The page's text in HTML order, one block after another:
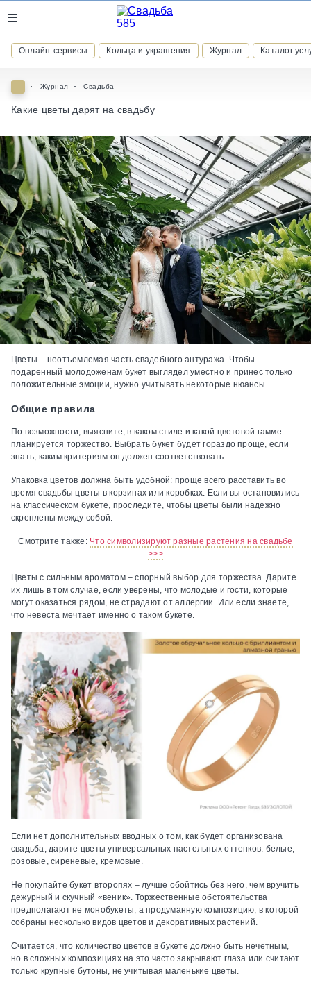
Онлайн-сервисы Кольца и украшения Журнал Каталог
ВСТУПАЙТЕ В КЛУБ ПРИВИЛЕГИЙ
присоединяйтесь к закрытому сообществу и получайте
скидки и бонусы за участие
РЕГИСТРАЦИЯ
Журнал Свадьба
Какие цветы дарят на свадьбу
Цветы – неотъемлемая часть свадебного антуража. Чтобы
подаренный молодоженам букет выглядел уместно и принес только
положительные эмоции, нужно учитывать некоторые нюансы.
Общие правила
По возможности, выясните, в каком стиле и какой цветовой гамме
планируется торжество. Выбрать букет будет гораздо проще, если
знать, каким критериям он должен соответствовать.
Упаковка цветов должна быть удобной: проще всего расставить во
время свадьбы цветы в корзинах или коробках. Если вы остановились
на классическом букете, проследите, чтобы цветы были надежно
скреплены между собой.
Смотрите также: Что символизируют разные растения на свадьбе
>>>
Цветы с сильным ароматом – спорный выбор для торжества. Дарите
их лишь в том случае, если уверены, что молодые и гости, которые
могут оказаться рядом, не страдают от аллергии. Или если знаете,
что невеста мечтает именно о таком букете.
Если нет дополнительных вводных о том, как будет организована
свадьба, дарите цветы универсальных пастельных оттенков: белые,
розовые, сиреневые, кремовые.
Не покупайте букет второпях – лучше обойтись без него, чем вручить
дежурный и скучный «веник». Торжественные обстоятельства
предполагают не монобукеты, а продуманную композицию, в которой
собраны несколько видов цветов и декоративных растений.
Считается, что количество цветов в букете должно быть нечетным,
но в сложных композициях на это часто закрывают глаза или считают
только крупные бутоны, не учитывая маленькие цветы.